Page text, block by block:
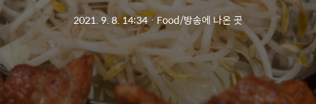
2021. 9. 8. 14:34ㆍFood/방송에 나온 곳